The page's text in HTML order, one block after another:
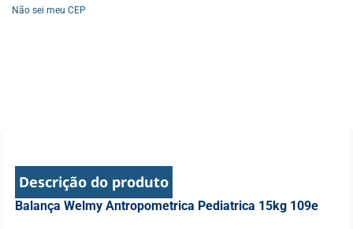
Não sei meu CEP
Descrição do produto
Balança Welmy Antropometrica Pediatrica 15kg 109e